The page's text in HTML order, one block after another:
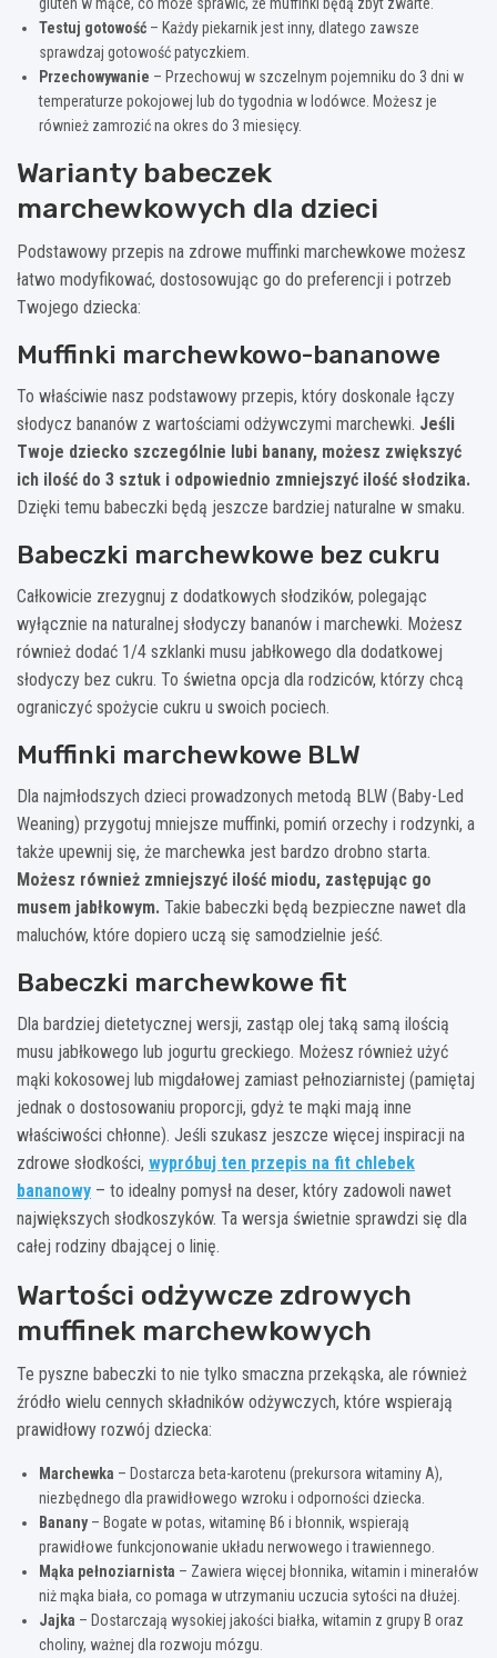
Testuj gotowość – Każdy piekarnik jest inny, dlatego zawsze
sprawdzaj gotowość patyczkiem.
Przechowywanie – Przechowuj w szczelnym pojemniku do 3 dni w
temperaturze pokojowej lub do tygodnia w lodówce. Możesz je
również zamrozić na okres do 3 miesięcy.
Warianty babeczek
marchewkowych dla dzieci
Podstawowy przepis na zdrowe muffinki marchewkowe możesz
łatwo modyfikować, dostosowując go do preferencji i potrzeb
Twojego dziecka:
Muffinki marchewkowo-bananowe
To właściwie nasz podstawowy przepis, który doskonale łączy
słodycz bananów z wartościami odżywczymi marchewki. Jeśli
Twoje dziecko szczególnie lubi banany, możesz zwiększyć
ich ilość do 3 sztuk i odpowiednio zmniejszyć ilość słodzika.
Dzięki temu babeczki będą jeszcze bardziej naturalne w smaku.
Babeczki marchewkowe bez cukru
Całkowicie zrezygnuj z dodatkowych słodzików, polegając
wyłącznie na naturalnej słodyczy bananów i marchewki. Możesz
również dodać 1/4 szklanki musu jabłkowego dla dodatkowej
słodyczy bez cukru. To świetna opcja dla rodziców, którzy chcą
ograniczyć spożycie cukru u swoich pociech.
Muffinki marchewkowe BLW
Dla najmłodszych dzieci prowadzonych metodą BLW (Baby-Led
Weaning) przygotuj mniejsze muffinki, pomiń orzechy i rodzynki, a
także upewnij się, że marchewka jest bardzo drobno starta.
Możesz również zmniejszyć ilość miodu, zastępując go
musem jabłkowym. Takie babeczki będą bezpieczne nawet dla
maluchów, które dopiero uczą się samodzielnie jeść.
Babeczki marchewkowe fit
Dla bardziej dietetycznej wersji, zastąp olej taką samą ilością
musu jabłkowego lub jogurtu greckiego. Możesz również użyć
mąki kokosowej lub migdałowej zamiast pełnoziarnistej (pamiętaj
jednak o dostosowaniu proporcji, gdyż te mąki mają inne
właściwości chłonne). Jeśli szukasz jeszcze więcej inspiracji na
zdrowe słodkości, wypróbuj ten przepis na fit chlebek
bananowy – to idealny pomysł na deser, który zadowoli nawet
największych słodkoszyków. Ta wersja świetnie sprawdzi się dla
całej rodziny dbającej o linię.
Wartości odżywcze zdrowych
muffinek marchewkowych
Te pyszne babeczki to nie tylko smaczna przekąska, ale również
źródło wielu cennych składników odżywczych, które wspierają
prawidłowy rozwój dziecka:
Marchewka – Dostarcza beta-karotenu (prekursora witaminy A),
niezbędnego dla prawidłowego wzroku i odporności dziecka.
Banany– Bogate w potas, witaminę B6 i błonnik, wspierają
prawidłowe funkcjonowanie układu nerwowego i trawiennego.
Mąka pełnoziarnista – Zawiera więcej błonnika, witamin i minerałów
niż mąka biała, co pomaga w utrzymaniu uczucia sytości na dłużej.
Jajka – Dostarczają wysokiej jakości białka, witamin z grupy B oraz
choliny, ważnej dla rozwoju mózgu.